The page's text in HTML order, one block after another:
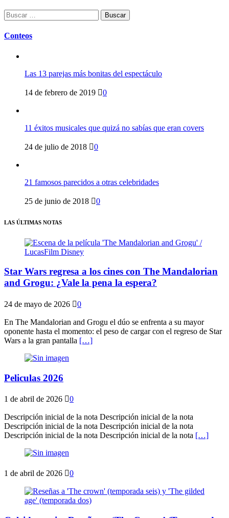
Buscar:
Conteos
Las 13 parejas más bonitas del espectáculo
14 de febrero de 2019 0
11 éxitos musicales que quizá no sabías que eran covers
24 de julio de 2018 0
21 famosos parecidos a otras celebridades
25 de junio de 2018 0
LAS ÚLTIMAS NOTAS
Star Wars regresa a los cines con The Mandalorian
and Grogu: ¿Vale la pena la espera?
24 de mayo de 2026 0
En The Mandalorian and Grogu el dúo se enfrenta a su mayor
oponente hasta el momento: el peso de cargar con el regreso de Star
Wars a la gran pantalla […]
Peliculas 2026
1 de abril de 2026 0
Descripción inicial de la nota Descripción inicial de la nota
Descripción inicial de la nota Descripción inicial de la nota
Descripción inicial de la nota Descripción inicial de la nota […]
1 de abril de 2026 0